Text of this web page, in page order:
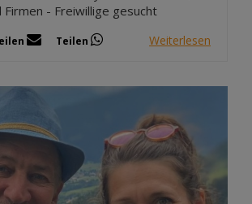
Firmen - Freiwillige gesucht
Teilen Weiterlesen